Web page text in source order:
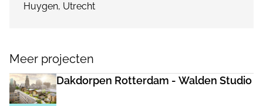
Huygen, Utrecht
Meer projecten
Dakdorpen Rotterdam - Walden Studio